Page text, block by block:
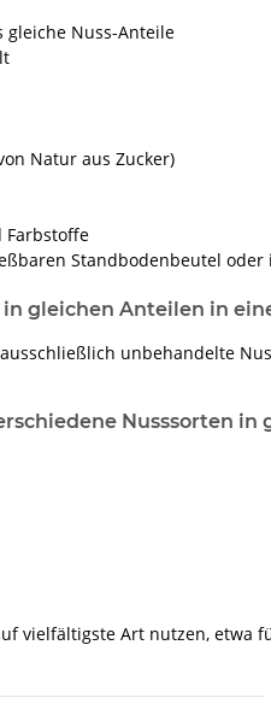
gleiche Nuss-Anteile
Natur aus Zucker)
Farbstoffe
Standbodenbeutel oder
in gleichen Anteilen in
unbehandelte
Nusssorten in
vielfältigste Art nutzen, etwa